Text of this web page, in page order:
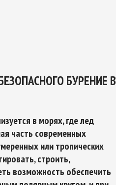
НА ПЕРИОД ДО 2035
БУРЕНИЕ В
в морях, где лед
часть современных
или тропических
строить,
возможность обеспечить